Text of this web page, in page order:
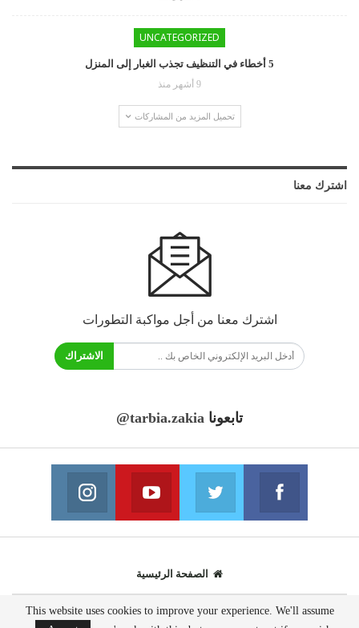
UNCATEGORIZED
5 أخطاء في التنظيف تجذب الغبار إلى المنزل
9 أشهر منذ
تحميل المزيد من المشاركات
اشترك معنا
اشترك معنا من أجل مواكبة التطورات
الاشتراك
تابعونا @tarbia.zakia
فايسبوك
انضم الينا انضم الينا
يوتيوب
انضم الينا
الصفحة الرئيسية
© 2020 - جميع الحقوق محفوظة.
This website uses cookies to improve your experience. We'll assume